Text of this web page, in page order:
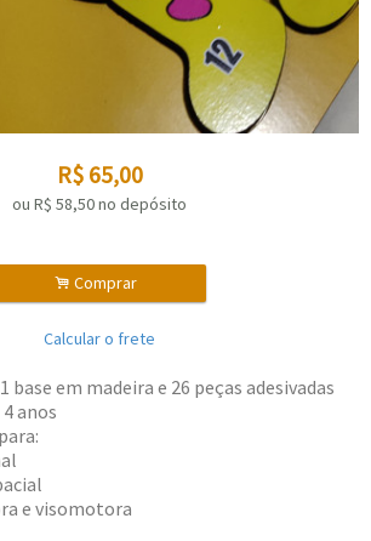
R$ 65,00
ou R$ 58,50no depósito
. Comprar
Calcular o frete
base em madeira e 26 peças adesivadas
anos
e visomotora